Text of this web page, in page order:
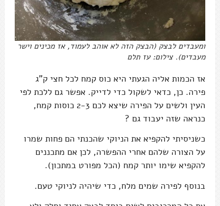
ומעבדים לבצק (הבצק הזה לא אוהב לעמוד, אז מכינים וישר
מעבדים). צילום: עז תלם
אז הכמות אליה הגעתי היא כוס קמח לכל חצי ק"ג
פירה. כן, כדאי לשקול כדי לדייק. אפשר גם ללכת לפי
העין ולשים על הפירה שיצא לכם 2-3 כוסות קמח,
כנראה שזה יעבוד גם ?
כשניסיתי להקפיא את הניוקי שהכנתי הם פחות שמרו
על הצורה שלהם אחרי ההפשרה, לכן אם מתכננים
להקפיא שימו יותר קמח (הכל מפורט במתכון).
בנוסף לפירה שמים מלח, כדי שיהיה לניוקי טעם.